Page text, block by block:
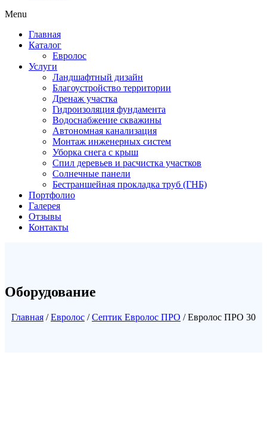
Menu
Главная
Каталог
Евролос
Услуги
Ландшафтный дизайн
Благоустройство территории
Дренаж участка
Гидроизоляция фундамента
Водоснабжение скважины
Автономная канализация
Монтаж инженерных систем
Уборка снега с крыш
Спил деревьев и расчистка участков
Солнечные панели
Бестраншейная прокладка труб (ГНБ)
Портфолио
Галерея
Отзывы
Контакты
Оборудование
Главная /Евролос /Септик Евролос ПРО / Евролос ПРО 30